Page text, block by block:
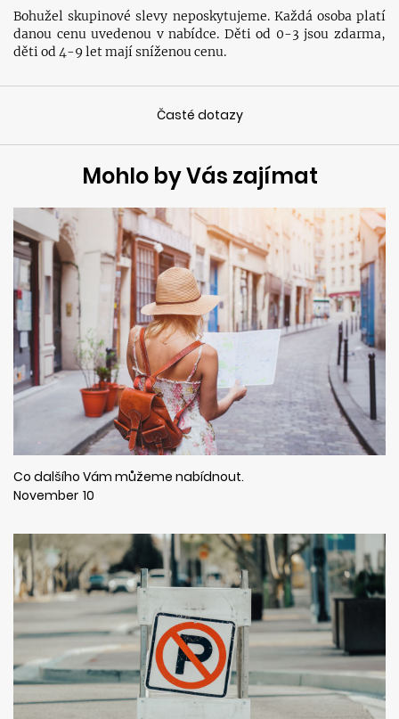
Bohužel skupinové slevy neposkytujeme. Každá osoba platí
danou cenu uvedenou v nabídce. Děti od 0-3 jsou zdarma,
děti od 4-9 let mají sníženou cenu.
Časté dotazy
Mohlo by Vás zajímat
Co dalšího Vám můžeme nabídnout.
November 10